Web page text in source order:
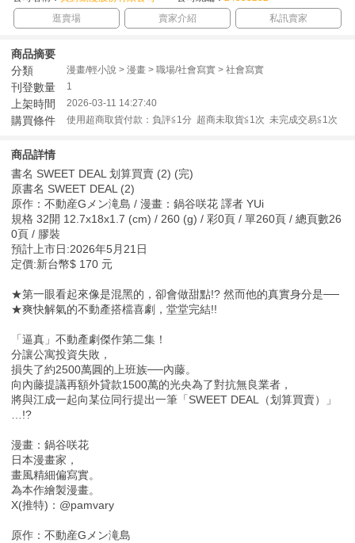
逛賣場
賣家介紹 私訊賣家
商品摘要
分類
漫畫/輕小說 > 漫畫 > 職場/社會寫實 > 社會寫實
刊登數量 1
上架時間 2026-03-11 14:27:40
購買條件 使用超商取貨付款：負評≦1分 超商未取貨≦1次 未完成交易≦1次
商品詳情
書名 SWEET DEAL 划算買賣 (2) (完)
原書名 SWEET DEAL (2)
原作：不動産Gメン滝島 / 漫畫：鍋谷咲花 譯者 YUi
規格 32開 12.7x18x1.7 (cm) / 260 (g) / 彩0頁 / 單260頁 / 總頁數26
0頁 / 膠裝
預計上市日:2026年5月21日
定價:新台幣$ 170 元
★第一眼看起來像是混黑的，卻會做甜點!? 然而他的真實身分是──
★爽快解氣的不動產搭檔喜劇，堂堂完結!!
「逼真」不動產劇傑作第二集！
分讓公寓投資失敗，
損失了約2500萬圓的上班族──內藤。
向內藤提議再額外貸款1500萬的光央為了對抗無良業者，
將與江成一起向某位同行提出一筆「SWEET DEAL（划算買賣）」
…!?
漫畫：鍋谷咲花
日本漫畫家，
畫風精細偏寫實。
為本作繪製漫畫。
X(推特)：@pamvary
原作：不動産Gメン滝島